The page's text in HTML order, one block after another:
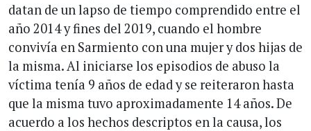
datan de un lapso de tiempo comprendido entre el
año 2014 y fines del 2019, cuando el hombre
convivía en Sarmiento con una mujer y dos hijas de
la misma. Al iniciarse los episodios de abuso la
víctima tenía 9 años de edad y se reiteraron hasta
que la misma tuvo aproximadamente 14 años. De
acuerdo a los hechos descriptos en la causa, los